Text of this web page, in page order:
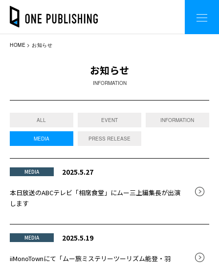
HOME お知らせ
お知らせ
INFORMATION
ALL EVENT INFORMATION
MEDIA PRESS RELEASE
MEDIA 2025.5.27
本日放送のABCテレビ「相席食堂」にムー三上編集長が出演
します
MEDIA 2025.5.19
iiMonoTownにて「ムー旅ミステリーツーリズム能登・羽